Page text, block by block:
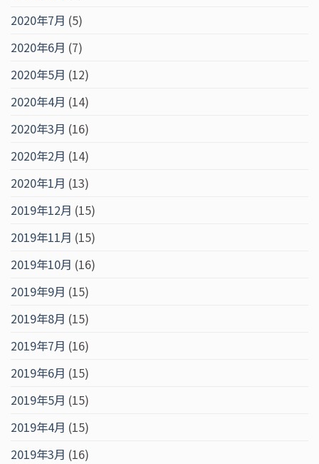
2020年7月 (5)
2020年6月 (7)
2020年5月 (12)
2020年4月 (14)
2020年3月 (16)
2020年2月 (14)
2020年1月 (13)
2019年12月 (15)
2019年11月 (15)
2019年10月 (16)
2019年9月 (15)
2019年8月 (15)
2019年7月 (16)
2019年6月 (15)
2019年5月 (15)
2019年4月 (15)
2019年3月 (16)